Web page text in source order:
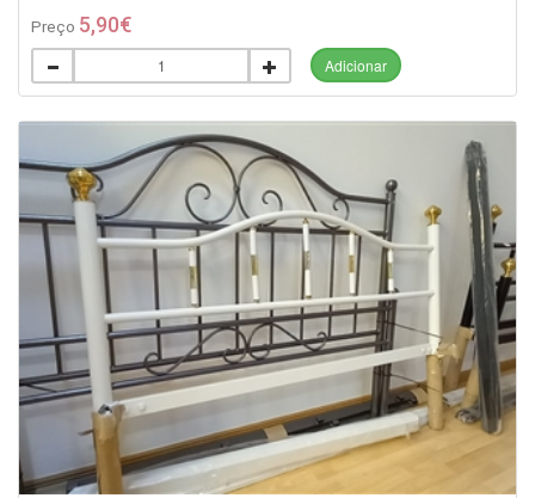
Preço 5,90€
Adicionar